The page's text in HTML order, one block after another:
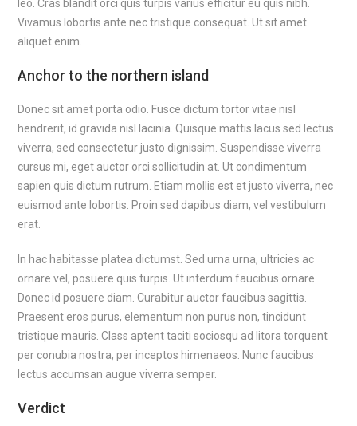
leo. Cras blandit orci quis turpis varius efficitur eu quis nibh.
Vivamus lobortis ante nec tristique consequat. Ut sit amet
aliquet enim.
Anchor to the northern island
Donec sit amet porta odio. Fusce dictum tortor vitae nisl
hendrerit, id gravida nisl lacinia. Quisque mattis lacus sed lectus
viverra, sed consectetur justo dignissim. Suspendisse viverra
cursus mi, eget auctor orci sollicitudin at. Ut condimentum
sapien quis dictum rutrum. Etiam mollis est et justo viverra, nec
euismod ante lobortis. Proin sed dapibus diam, vel vestibulum
erat.
In hac habitasse platea dictumst. Sed urna urna, ultricies ac
ornare vel, posuere quis turpis. Ut interdum faucibus ornare.
Donec id posuere diam. Curabitur auctor faucibus sagittis.
Praesent eros purus, elementum non purus non, tincidunt
tristique mauris. Class aptent taciti sociosqu ad litora torquent
per conubia nostra, per inceptos himenaeos. Nunc faucibus
lectus accumsan augue viverra semper.
Verdict